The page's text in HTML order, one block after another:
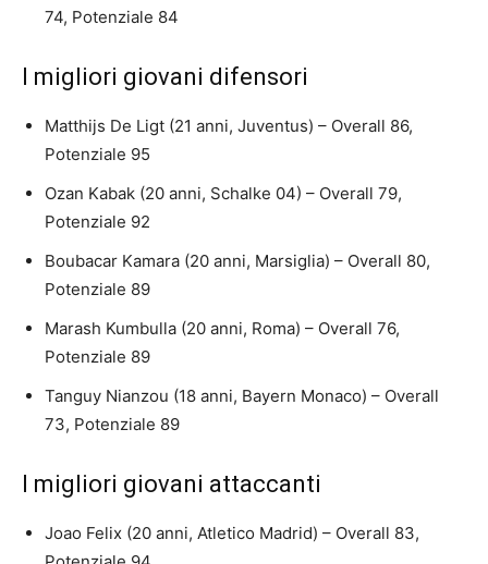
74, Potenziale 84
I migliori giovani difensori
Matthijs De Ligt (21 anni, Juventus) – Overall 86,
Potenziale 95
Ozan Kabak (20 anni, Schalke 04) – Overall 79,
Potenziale 92
Boubacar Kamara (20 anni, Marsiglia) – Overall 80,
Potenziale 89
Marash Kumbulla (20 anni, Roma) – Overall 76,
Potenziale 89
Tanguy Nianzou (18 anni, Bayern Monaco) – Overall
73, Potenziale 89
I migliori giovani attaccanti
Joao Felix (20 anni, Atletico Madrid) – Overall 83,